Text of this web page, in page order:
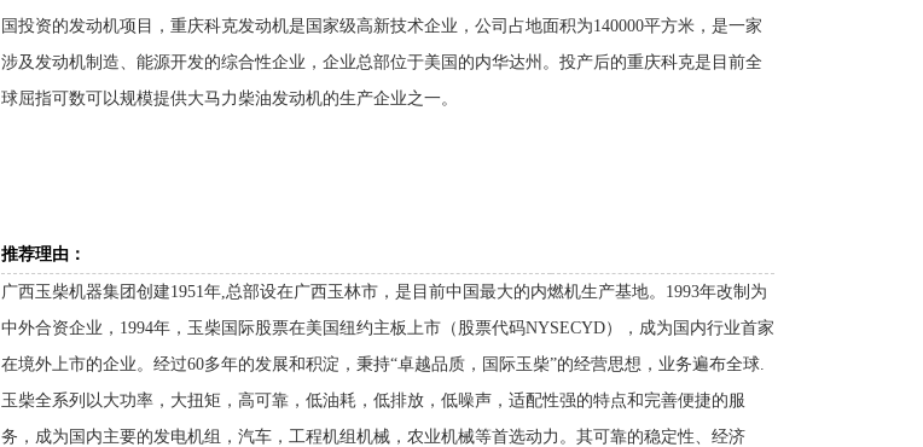
国投资的发动机项目，重庆科克发动机是国家级高新技术企业，公司占地面积为140000平方米，是一家
涉及发动机制造、能源开发的综合性企业，企业总部位于美国的内华达州。投产后的重庆科克是目前全
球屈指可数可以规模提供大马力柴油发动机的生产企业之一。
推荐理由：
广西玉柴机器集团创建1951年,总部设在广西玉林市，是目前中国最大的内燃机生产基地。1993年改制为
中外合资企业，1994年，玉柴国际股票在美国纽约主板上市（股票代码NYSECYD），成为国内行业首家
在境外上市的企业。经过60多年的发展和积淀，秉持“卓越品质，国际玉柴”的经营思想，业务遍布全球.
玉柴全系列以大功率，大扭矩，高可靠，低油耗，低排放，低噪声，适配性强的特点和完善便捷的服
务，成为国内主要的发电机组，汽车，工程机组机械，农业机械等首选动力。其可靠的稳定性、经济